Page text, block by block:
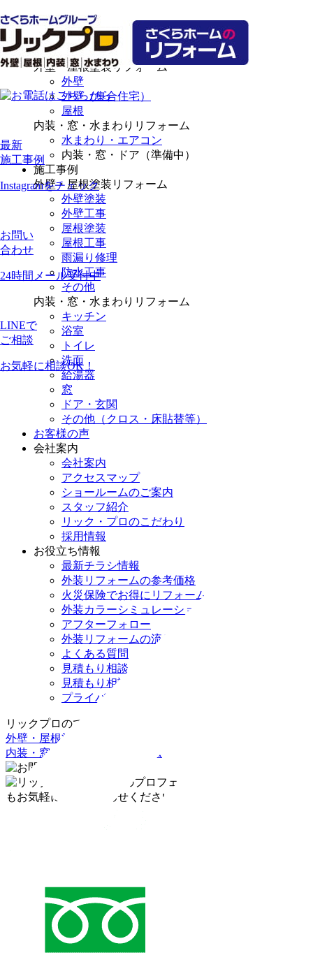
最新
施工事例
Instagramをチェック
お問い
合わせ
24時間メール受付中
LINEで
ご相談
お気軽に相談OK！
選ばれる理由
リフォームメニュー
外壁・屋根塗装リフォーム
外壁
外壁（集合住宅）
屋根
内装・窓・水まわりリフォーム
水まわり・エアコン
内装・窓・ドア（準備中）
施工事例
外壁・屋根塗装リフォーム
外壁塗装
外壁工事
屋根塗装
屋根工事
雨漏り修理
防水工事
その他
内装・窓・水まわりリフォーム
キッチン
浴室
トイレ
洗面
給湯器
窓
ドア・玄関
その他（クロス・床貼替等）
お客様の声
会社案内
会社案内
アクセスマップ
ショールームのご案内
スタッフ紹介
リック・プロのこだわり
採用情報
お役立ち情報
最新チラシ情報
外装リフォームの参考価格
火災保険でお得にリフォーム
外装カラーシミュレーション
アフターフォロー
外装リフォームの流れ
よくある質問
見積もり相談（WEB）
見積もり相談（LINE）
プライバシーポリシー
リックプロのできること
外壁・屋根塗装リフォーム
内装・窓・水まわりリフォーム